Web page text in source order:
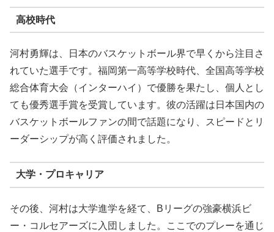
高校時代
河村勇輝は、日本のバスケットボール界で早くから注目さ
れていた選手です。福岡第一高等学校時代、全国高等学校
総合体育大会（インターハイ）で優勝を果たし、個人とし
ても優秀選手賞を受賞しています。彼の活躍は日本国内の
バスケットボールファンの間で話題になり、スピードとリ
ーダーシップが高く評価されました。
大学・プロキャリア
その後、河村は大学進学を経て、Bリーグの強豪横浜ビ
ー・コルセアーズに入団しました。ここでのプレーを通じ